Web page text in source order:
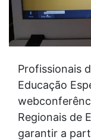
Profissionais
Educação
Regionais de
garantir a